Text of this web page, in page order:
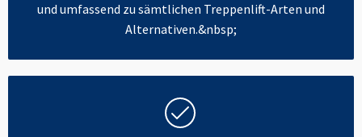
und umfassend zu sämtlichen Treppenlift-Arten und
Alternativen.&nbsp;